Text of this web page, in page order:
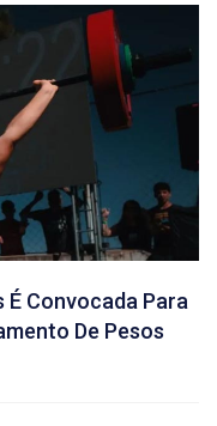
É Convocada Para
De Pesos